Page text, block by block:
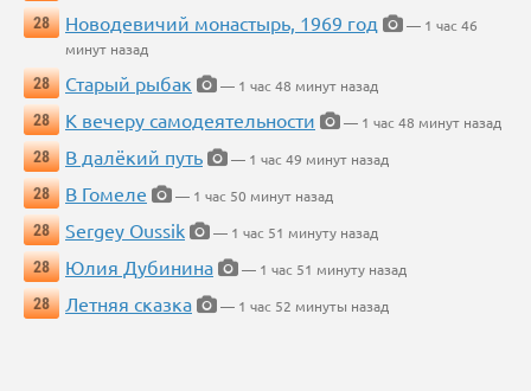
28
Новодевичий монастырь, 1969 год
— 1 час 46
минут назад
28
Старый рыбак
— 1 час 48 минут назад
28
К вечеру самодеятельности
— 1 час 48 минут назад
28
В далёкий путь
— 1 час 49 минут назад
28
В Гомеле
— 1 час 50 минут назад
28
Sergey Oussik
— 1 час 51 минуту назад
28
Юлия Дубинина
— 1 час 51 минуту назад
28
Летняя сказка — 1 час 52 минуты назад